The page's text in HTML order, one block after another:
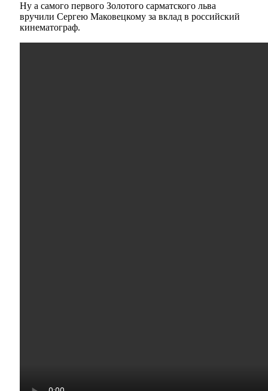
Ну а самого первого Золотого сарматского льва
вручили Сергею Маковецкому за вклад в российский
кинематограф.